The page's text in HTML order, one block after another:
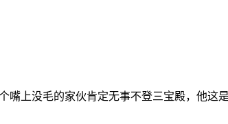
上没毛的家伙肯定无事不登三宝殿，他这